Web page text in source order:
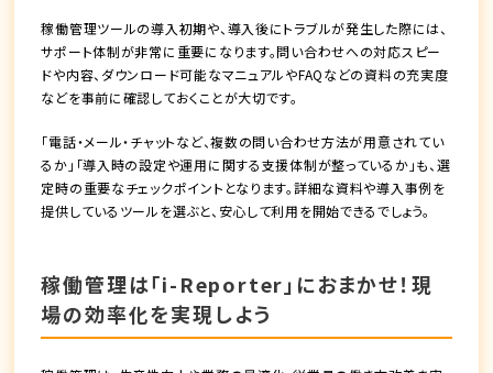
稼働管理ツールの導入初期や、導入後にトラブルが発生した際には、
サポート体制が非常に重要になります。問い合わせへの対応スピー
ドや内容、ダウンロード可能なマニュアルやFAQなどの資料の充実度
などを事前に確認しておくことが大切です。
「電話・メール・チャットなど、複数の問い合わせ方法が用意されてい
るか」「導入時の設定や運用に関する支援体制が整っているか」も、選
定時の重要なチェックポイントとなります。詳細な資料や導入事例を
提供しているツールを選ぶと、安心して利用を開始できるでしょう。
稼働管理は「i-Reporter」におまかせ！現
場の効率化を実現しよう